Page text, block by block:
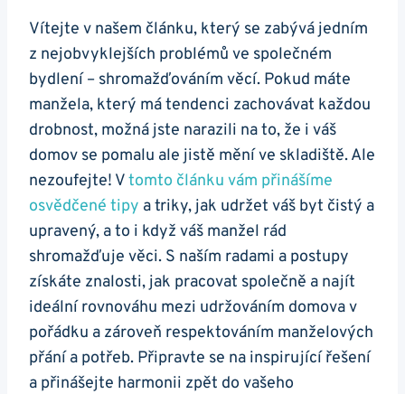
Vítejte v našem článku, který se zabývá jedním
z nejobvyklejších problémů ve společném
bydlení – shromažďováním věcí. Pokud máte
manžela, který má tendenci zachovávat každou
drobnost, možná jste narazili na to, že i váš
domov se pomalu ale jistě mění ve skladiště. Ale
nezoufejte! Vtomto článku vám přinášíme
osvědčené tipy a triky, jak udržet váš byt čistý a
upravený, a to i když váš manžel rád
shromažďuje věci. S naším radami a postupy
získáte znalosti, jak pracovat společně a najít
ideální rovnováhu mezi udržováním domova v
pořádku a zároveň respektováním manželových
přání a potřeb. Připravte se na inspirující řešení
a přinášejte harmonii zpět do vašeho